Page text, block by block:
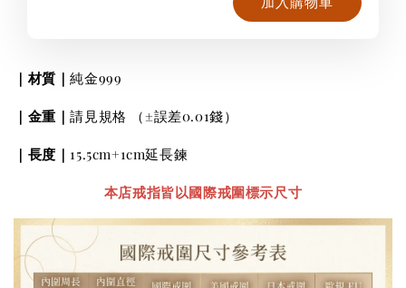
｜材質｜純金999
｜金重｜請見規格 （±誤差0.01錢）
｜長度｜ 15.5cm+1cm延長鍊
本店戒指皆以國際戒圍標示尺寸